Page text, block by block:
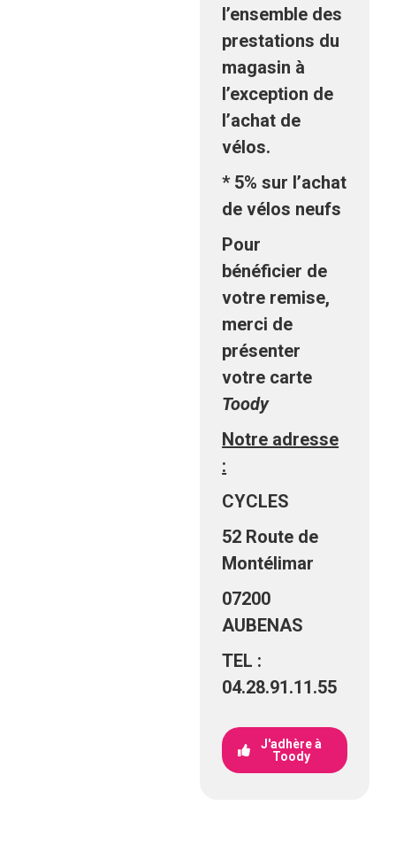
l’ensemble des
prestations du
magasin à
l’exception de
l’achat de
vélos.
* 5% sur l’achat
de vélos neufs
Pour
bénéficier de
votre remise,
merci de
présenter
votre carte
Toody
Notre adresse
:
CYCLES
52 Route de
Montélimar
07200
AUBENAS
TEL :
04.28.91.11.55
J'adhère à
Toody